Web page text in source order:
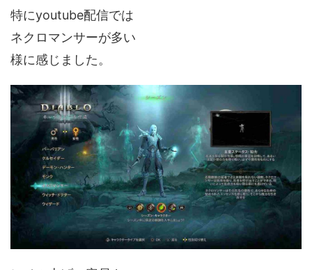
特にyoutube配信では
ネクロマンサーが多い
様に感じました。